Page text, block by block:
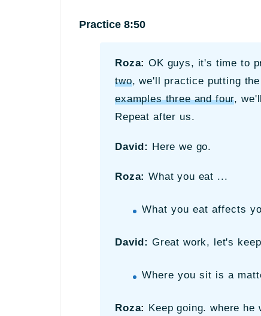
Practice 8:50
Roza: OK guys, it's time to
two, we'll practice putting
examples three and four,
Repeat after us.
David: Here we go.
Roza: What you eat ...
What you eat affects
David: Great work, let's
Where you sit is a
Roza: Keep going. where he